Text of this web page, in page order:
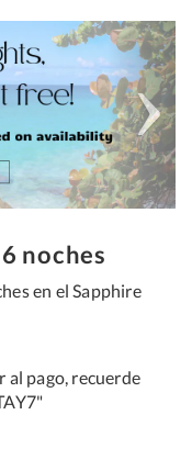
Next
noches
en el Sapphire
al pago, recuerde